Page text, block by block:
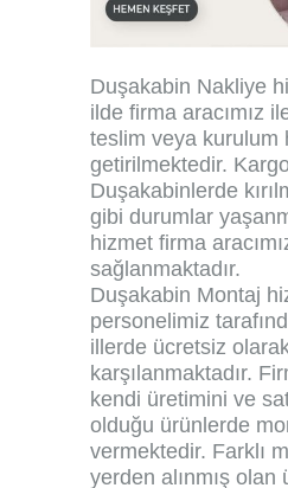
Duşakabin Nakliye
ilde firma aracımız
teslim veya kurulum
getirilmektedir.
Duşakabinlerde
gibi durumlar
hizmet firma
sağlanmaktadır.
Duşakabin Montaj
personelimiz
illerde ücretsiz
karşılanmaktadır.
kendi üretimini ve
olduğu ürünlerde
vermektedir. Farklı
yerden alınmış